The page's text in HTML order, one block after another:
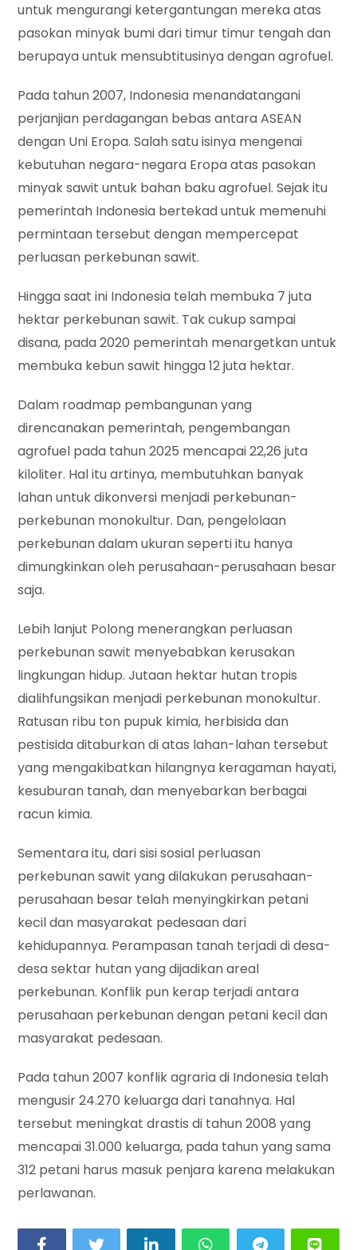
untuk mengurangi ketergantungan mereka atas
pasokan minyak bumi dari timur timur tengah dan
berupaya untuk mensubtitusinya dengan agrofuel.
Pada tahun 2007, Indonesia menandatangani
perjanjian perdagangan bebas antara ASEAN
dengan Uni Eropa. Salah satu isinya mengenai
kebutuhan negara-negara Eropa atas pasokan
minyak sawit untuk bahan baku agrofuel. Sejak itu
pemerintah Indonesia bertekad untuk memenuhi
permintaan tersebut dengan mempercepat
perluasan perkebunan sawit.
Hingga saat ini Indonesia telah membuka 7 juta
hektar perkebunan sawit. Tak cukup sampai
disana, pada 2020 pemerintah menargetkan untuk
membuka kebun sawit hingga 12 juta hektar.
Dalam roadmap pembangunan yang
direncanakan pemerintah, pengembangan
agrofuel pada tahun 2025 mencapai 22,26 juta
kiloliter. Hal itu artinya, membutuhkan banyak
lahan untuk dikonversi menjadi perkebunan-
perkebunan monokultur. Dan, pengelolaan
perkebunan dalam ukuran seperti itu hanya
dimungkinkan oleh perusahaan-perusahaan besar
saja.
Lebih lanjut Polong menerangkan perluasan
perkebunan sawit menyebabkan kerusakan
lingkungan hidup. Jutaan hektar hutan tropis
dialihfungsikan menjadi perkebunan monokultur.
Ratusan ribu ton pupuk kimia, herbisida dan
pestisida ditaburkan di atas lahan-lahan tersebut
yang mengakibatkan hilangnya keragaman hayati,
kesuburan tanah, dan menyebarkan berbagai
racun kimia.
Sementara itu, dari sisi sosial perluasan
perkebunan sawit yang dilakukan perusahaan-
perusahaan besar telah menyingkirkan petani
kecil dan masyarakat pedesaan dari
kehidupannya. Perampasan tanah terjadi di desa-
desa sektar hutan yang dijadikan areal
perkebunan. Konflik pun kerap terjadi antara
perusahaan perkebunan dengan petani kecil dan
masyarakat pedesaan.
Pada tahun 2007 konflik agraria di Indonesia telah
mengusir 24.270 keluarga dari tanahnya. Hal
tersebut meningkat drastis di tahun 2008 yang
mencapai 31.000 keluarga, pada tahun yang sama
312 petani harus masuk penjara karena melakukan
perlawanan.